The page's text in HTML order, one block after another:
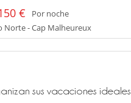
€
Por noche
Norte - Cap Malheureux
sus vacaciones ideales